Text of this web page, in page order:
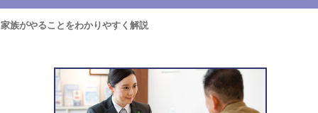
族がやることをわかりやすく解説